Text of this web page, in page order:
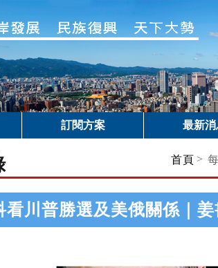
訂閱方案 最新消
首頁 >
看川普勝選及美俄關係｜姜